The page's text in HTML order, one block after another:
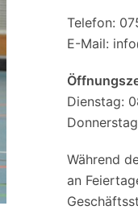
Telefon:
E-Mail:
Dienstag:
Während
an